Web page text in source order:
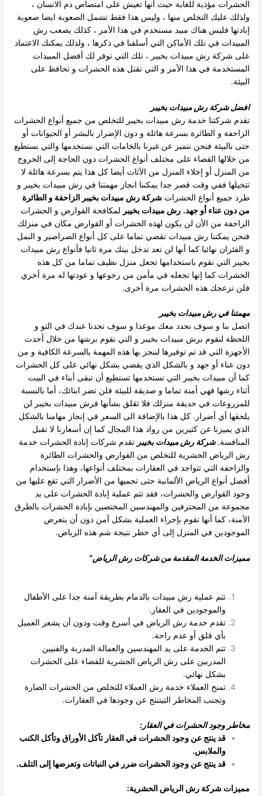
الحشرات مؤذية للغاية حيث أنها تعيش على امتصاص دم الانسان ،
ولذلك عليك التخلص منها ، وليس هذا فقط تشمل الصعوبة ايضا صعوبة
إبادتها فليس هناك مبيد مستخدم في هذا الأمر ، كذلك يصعب رش
المبيدات في تلك الأماكن التي أسلفنا في ذكرها ، ولذلك يمكنك الاعتماد
على شركة رش مبيدات بخيبر ، تلك التي توفر لك أفضل المبيدات
المستخدمة في هذا الأمر و التي تقتل هذه الحشرات و تحافظ على
البيئة.
افضل شركة رش مبيدات بخيبر
تقدم شركتنا خدمة رش مبيدات بخيبر للتخلص من جميع أنواع الحشرات
الزاحفة و الطائرة بسرعة هائلة و دون الإضرار بالبشر أو الحيوانات أو
حتى بالبيئة فنحن نتميز عن غيرنا بالخامات التي نستخدمها والتي نستطيع
من خلالها القضاء على مختلف أنواع الحشرات دون الحاجة إلى الخروج
من المنزل أو إخلاء المنزل من الآثاث أيضا كل هذا يتم بسرعة هائلة لا
تتخيلها ففي وقت قصر جدا يمكننا انجاز مهمتنا في رش مبيدات بخيبر و
طرد جميع أنواع الحشراتشركة رش مبيدات بخيبر الزاحفة و الطائرة
من دون عناء أو جهد. رش مبيدات بخيبر لمكافحة القوارض و الحشرات
الزاحفة من الأن لن يكون لهذه الحشرات أو القوارض مكان في منزلك
فنحن يمكننا رش مبيدات تقضي تماما على كل أنواع الصراصير و النمل
و الفئران نهائيا كما أنها لن تعد تدخل بيتك مرة ثانيا فأنواع رش مبيدات
بخيبر التي نقوم باستخدامها تجعل منزل نظيف تماما من كل هذه
الحشرات كما إنها تجعله في مأمن من رجوعها و عودتها له مرة أخري
فلن تزعجك هذه الحشرات مرة أخرى.
مهمتنا في رش مبيدات بخيبر
اتصل بنا و سوف نحدد معك موعدا و سوف تجدنا عندك في التو و
اللحظة لنقوم برش مبيدات بخيبر و التي نقوم برشها من خلال أحدث
الأجهزة التي قد تم توفيرها لننجز بها هذه المهمة بالسرعة الكافية و من
دون عناء أو جهد و بالشكل الذي يقضي بشكل نهائي على كل الحشرات
كما أن مبيدات بخيبر التي نستخدمها تستطيع أن تبقى أبناء في البيت
أثناء رشها فهي أمنة تماما و صديقة للبيئة فلن تضر ابنائك، أما بالنسبة
للمزروعات في حديقة منزلك فلا تقلق بشأنها فرش مبيدات بخيبر لن
يلحقها أي أضرار. كل هذا بالإضافة الى السعر في إنجاز مهامنا بالشكل
الذي يميزنا عن كثيرين من رواد هذا المجال كما إن أسعارنا لا تقبل
المنافسة.شركة رش مبيدات بخيبر تقدم شركات إبادة الحشرات خدمة
رش الرياض الحشرية للتخلص من القوارض والحشرات الطائرة
والزاحفة التي تتواجد في العقارات بمختلف أنواعها، وهذا بإستخدام
أفضل أنواع الرياض الألمانية حتى تحميها من الأضرار التي تقع عليها من
وجود القوارض والحشرات، فقد تتم عملية إبادة الحشرات على يد
مجموعة من المحترفين والمهندسين المختصين بإبادة الحشرات بالطرق
الآمنة، كما أنها تقوم بإجراء العملية بشكل آمن دون أن يتعرض
الموجودين في المنزل إلى أي خطر نتيجة شم هذه الرياض.
مميزات الخدمة المقدمة من شركات رش الرياض”
تتم عملية رش مبيدات بالدمام بطريقة آمنة جدا على الأطفال
والموجودين في العقار.
تقدم خدمة رش الرياض في أسرع وقت ودون أن يشعر العميل
بأي قلق أو عدم راحة.
تتم الخدمة على يد المهندسين والعمالة المدربة والفنيين
المدربين على رش الرياض الحشرية للقضاء على الحشرات
بشكل نهائي.
تمنح العملاء خدمة رش العملاء للتخلص من الحشرات الضارة
وتجنب المخاطر التيتنتج عن وجودها في العقارات.
مخاطر وجود الحشرات في العقار:
قد ينتج عن وجود الحشرات في العقار تآكل الأوراق وتأكل الكنب
والملابس.
قد ينتج عن وجود الحشرات ضرر في النباتات وتعرضها إلى التلف.
مميزات شركة رش الرياض الحشرية: